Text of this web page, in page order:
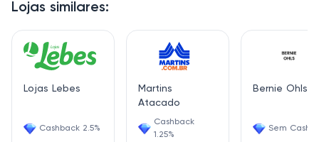
Lojas similares:
Lojas Lebes
Cashback 2.5%
Martins
Atacado
Cashback
1.25%
Bernie Ohls
Sem